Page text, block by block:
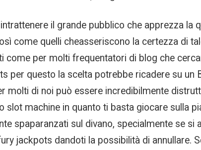
il grande pubblico che apprezza la
come quelli cheasseriscono la certezza di
per molti frequentatori di blog che
per questo la scelta potrebbe ricadere su un
molti di noi può essere incredibilmente
slot machine in quanto ti basta giocare sulla
spaparanzati sul divano, specialmente se si
jackpots dandoti la possibilità di annullare.